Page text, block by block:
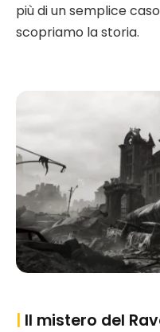
più di un semplice
scopriamo la storia.
Il mistero del